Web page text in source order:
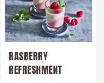
RASBERRY
REFRESHMENT